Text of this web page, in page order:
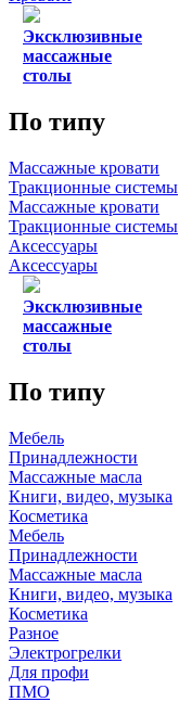
Эксклюзивные
массажные
столы
По типу
Массажные кровати
Тракционные системы
Массажные кровати
Тракционные системы
Аксессуары
Аксессуары
Эксклюзивные
массажные
столы
По типу
Мебель
Принадлежности
Массажные масла
Книги, видео, музыка
Косметика
Мебель
Принадлежности
Массажные масла
Книги, видео, музыка
Косметика
Разное
Электрогрелки
Для профи
ПМО